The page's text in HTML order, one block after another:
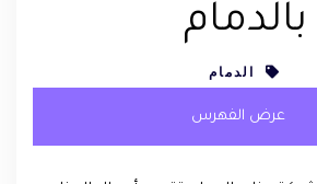
بالدمام
الدمام
عرض الفهرس